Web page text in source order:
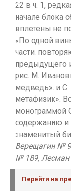
22 в ч. 1,
начале блока
вплетены не
«По одной
части,
предыдущего
рис. М.
медведь», и С.
метафизик».
монограммой
содержанию и
знаменитый
Верещагин №
№ 189,
Перейти на